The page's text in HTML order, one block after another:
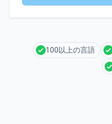
100以上の言語